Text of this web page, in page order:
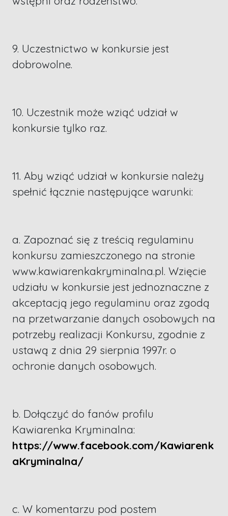
9. Uczestnictwo w konkursie jest
dobrowolne.
10. Uczestnik może wziąć udział w
konkursie tylko raz.
11. Aby wziąć udział w konkursie należy
spełnić łącznie następujące warunki:
a. Zapoznać się z treścią regulaminu
konkursu zamieszczonego na stronie
www.kawiarenkakryminalna.pl. Wzięcie
udziału w konkursie jest jednoznaczne z
akceptacją jego regulaminu oraz zgodą
na przetwarzanie danych osobowych na
potrzeby realizacji Konkursu, zgodnie z
ustawą z dnia 29 sierpnia 1997r. o
ochronie danych osobowych.
b. Dołączyć do fanów profilu
Kawiarenka Kryminalna:
https://www.facebook.com/Kawiarenk
aKryminalna/
c. W komentarzu pod postem